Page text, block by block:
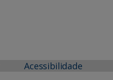
Acessibilidade